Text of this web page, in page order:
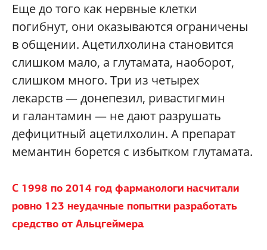
Еще до того как нервные клетки
погибнут, они оказываются ограничены
в общении. Ацетилхолина становится
слишком мало, а глутамата, наоборот,
слишком много. Три из четырех
лекарств — донепезил, ривастигмин
и галантамин — не дают разрушать
дефицитный ацетилхолин. А препарат
мемантин борется с избытком глутамата.
С 1998 по 2014 год фармакологи насчитали
ровно 123 неудачные попытки разработать
средство от Альцгеймера